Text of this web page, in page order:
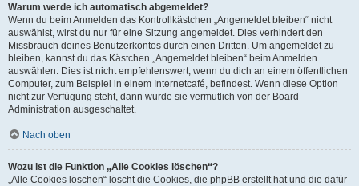
Warum werde ich automatisch abgemeldet?
Wenn du beim Anmelden das Kontrollkästchen „Angemeldet bleiben“ nicht
auswählst, wirst du nur für eine Sitzung angemeldet. Dies verhindert den
Missbrauch deines Benutzerkontos durch einen Dritten. Um angemeldet zu
bleiben, kannst du das Kästchen „Angemeldet bleiben“ beim Anmelden
auswählen. Dies ist nicht empfehlenswert, wenn du dich an einem öffentlichen
Computer, zum Beispiel in einem Internetcafé, befindest. Wenn diese Option
nicht zur Verfügung steht, dann wurde sie vermutlich von der Board-
Administration ausgeschaltet.
Nach oben
Wozu ist die Funktion „Alle Cookies löschen“?
„Alle Cookies löschen“ löscht die Cookies, die phpBB erstellt hat und die dafür